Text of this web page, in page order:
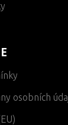
osobních